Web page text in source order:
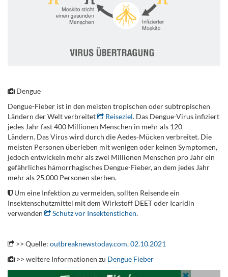
Dengue
Dengue-Fieber ist in den meisten tropischen oder subtropischen
Ländern der Welt verbreitet
Reiseziel. Das Dengue-Virus infiziert
jedes Jahr fast 400 Millionen Menschen in mehr als 120
Ländern. Das Virus wird durch die Aedes-Mücken verbreitet. Die
meisten Personen überleben mit wenigen oder keinen Symptomen,
jedoch entwickeln mehr als zwei Millionen Menschen pro Jahr ein
gefährliches hämorrhagisches Dengue-Fieber, an dem jedes Jahr
mehr als 25.000 Personen sterben.
Um eine Infektion zu vermeiden, sollten Reisende ein
Insektenschutzmittel mit dem Wirkstoff DEET oder Icaridin
verwenden
Schutz vor Insektenstichen.
>> Quelle: outbreaknewstoday.com, 02.10.2021
>> weitere Informationen zu Dengue Fieber